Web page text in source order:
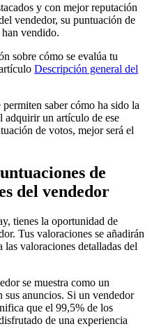
y con mejor reputación
vendedor, su puntuación de
vendido.
sobre cómo se evalúa tu
Descripción general del
saber cómo ha sido la
adquirir un artículo de ese
de votos, mejor será el
de
del vendedor
tienes la oportunidad de
Tus valoraciones se añadirán
valoraciones detalladas del
se muestra como un
sus anuncios. Si un vendedor
que el 99,5% de los
de una experiencia